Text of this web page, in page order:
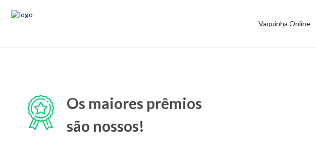
Vaquinha Online
Os maiores prêmios
são nossos!